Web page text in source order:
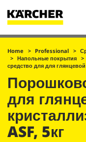
Корзина
Home Professional
Напольные покрытия
средство для для
для
ASF, 5кг